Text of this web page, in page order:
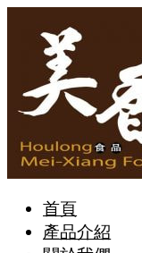
首頁
產品介紹